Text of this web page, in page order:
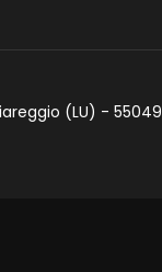
(LU) -